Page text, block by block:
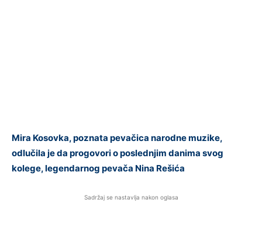
Mira Kosovka, poznata pevačica narodne muzike,
odlučila je da progovori o poslednjim danima svog
kolege, legendarnog pevača Nina Rešića
Sadržaj se nastavlja nakon oglasa